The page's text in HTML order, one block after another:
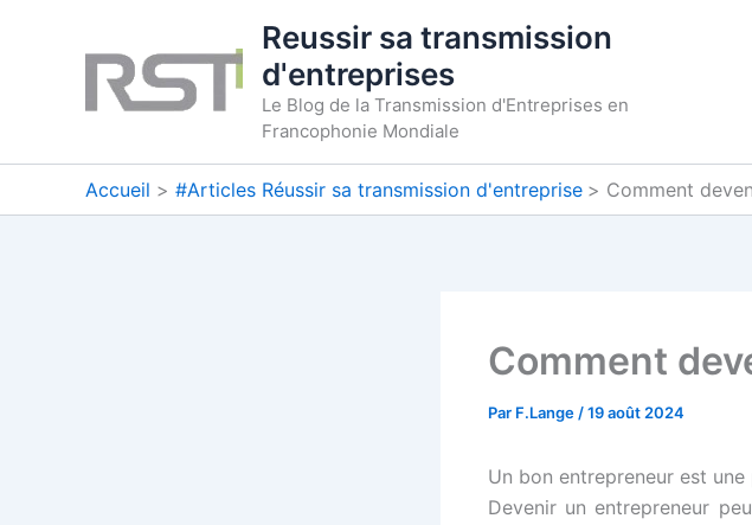
Reussir sa transmission
d'entreprises
Le Blog de la Transmission d'Entreprises en
Francophonie Mondiale
Accueil #Articles Réussir sa transmission d'entreprise Comment
Comment
Par F.Lange /19 août 2024
Un bon entrepreneur est
Devenir un entrepreneur